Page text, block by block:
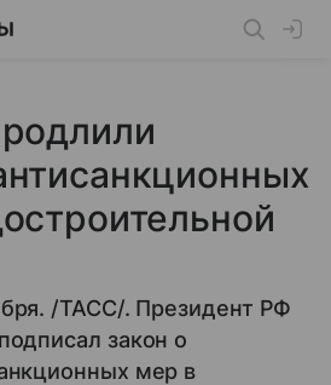
/ТАСС/. Президент РФ
закон о
мер в